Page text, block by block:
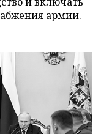
армии.